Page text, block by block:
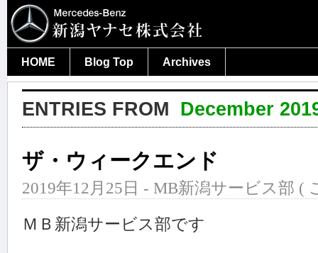
HOME Blog Top Archives
ENTRIES FROM December
ザ・ウィークエンド
2019年12月25日 - MB新潟サービス部 (
ＭＢ新潟サービス部です